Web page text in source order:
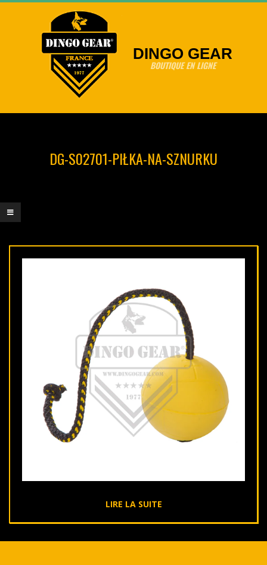
Skip
DINGO GEAR
BOUTIQUE EN LIGNE
DG-S02701-PIŁKA-NA-SZNURKU
LIRE LA SUITE
02-